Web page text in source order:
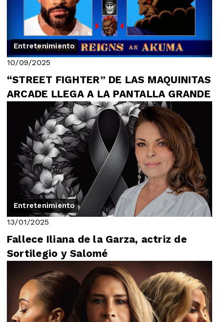
Entretenimiento
10/09/2025
“STREET FIGHTER” DE LAS MAQUINITAS
ARCADE LLEGA A LA PANTALLA GRANDE
Entretenimiento
13/01/2025
Fallece Iliana de la Garza, actriz de
Sortilegio y Salomé